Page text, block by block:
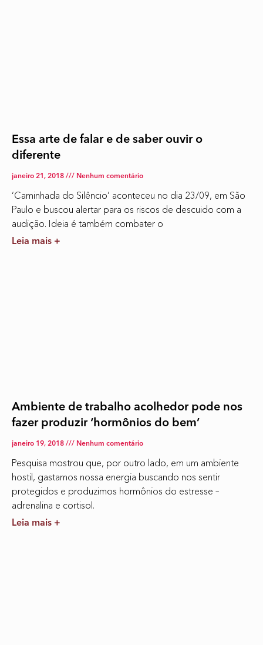
Essa arte de falar e de saber ouvir o
diferente
janeiro 21, 2018 Nenhum comentário
‘Caminhada do Silêncio’ aconteceu no dia 23/09, em São
Paulo e buscou alertar para os riscos de descuido com a
audição. Ideia é também combater o
Leia mais +
Ambiente de trabalho acolhedor pode nos
fazer produzir ‘hormônios do bem’
janeiro 19, 2018 Nenhum comentário
Pesquisa mostrou que, por outro lado, em um ambiente
hostil, gastamos nossa energia buscando nos sentir
protegidos e produzimos hormônios do estresse –
adrenalina e cortisol.
Leia mais +